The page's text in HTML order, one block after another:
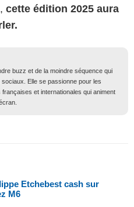
cette édition 2025 aura
buzz et de la moindre séquence qui
Elle se passionne pour les
et internationales qui animent
Etchebest cash sur
M6